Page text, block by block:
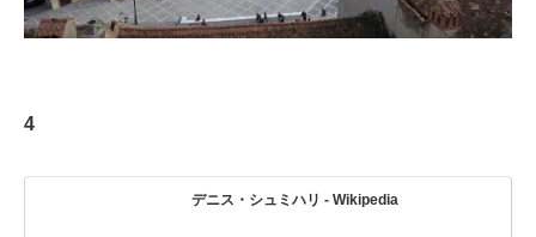
4
デニス・シュミハリ - Wikipedia